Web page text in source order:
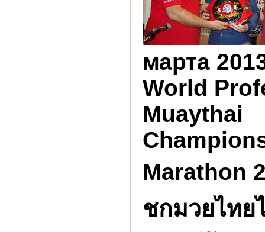
марта
World
Muaythai
Marathon
ชกมวยไทย